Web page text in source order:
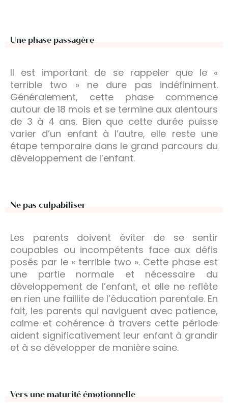
Une phase passagère
Il est important de se rappeler que le «
terrible two » ne dure pas indéfiniment.
Généralement, cette phase commence
autour de 18 mois et se termine aux alentours
de 3 à 4 ans. Bien que cette durée puisse
varier d’un enfant à l’autre, elle reste une
étape temporaire dans le grand parcours du
développement de l’enfant.
Ne pas culpabiliser
Les parents doivent éviter de se sentir
coupables ou incompétents face aux défis
posés par le « terrible two ». Cette phase est
une partie normale et nécessaire du
développement de l’enfant, et elle ne reflète
en rien une faillite de l’éducation parentale. En
fait, les parents qui naviguent avec patience,
calme et cohérence à travers cette période
aident significativement leur enfant à grandir
et à se développer de manière saine.
Vers une maturité émotionnelle